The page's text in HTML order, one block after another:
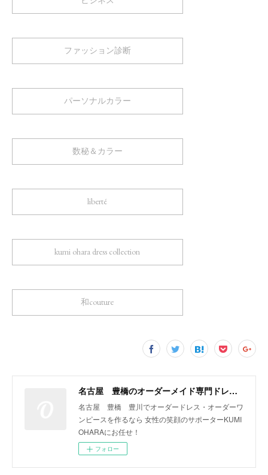
ファッション診断
パーソナルカラー
数秘＆カラー
liberté
kumi ohara dress collection
和couture
名古屋 豊橋のオーダーメイド専門ドレスデザイナー KUMI OHARA
名古屋 豊橋 豊川でオーダードレス・オーダーワ
ンピースを作るなら 女性の笑顔のサポーターKUMI
OHARAにお任せ！
フォロー